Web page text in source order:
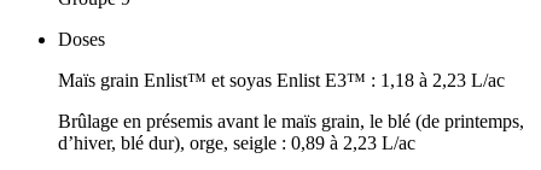
Doses
Maïs grain Enlist™ et soyas Enlist E3™ : 1,18 à 2,23 L/ac
Brûlage en présemis avant le maïs grain, le blé (de printemps,
d’hiver, blé dur), orge, seigle : 0,89 à 2,23 L/ac